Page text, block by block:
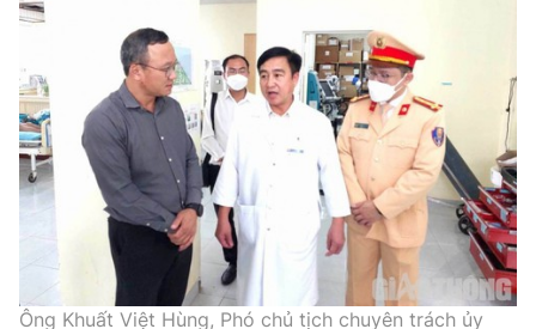
Phó Tổng biên tập:
Nguyễn Đức Thắng, La Đức Hùng
Hotline:
0901 514 799
Quảng cáo và Phát hành:
0915 057 282
Email:
bandoc@baoxaydung.vn
Cấm sao chép dưới mọi hình thức nếu không có sự
chấp thuận bằng văn bản.
Ông Khuất Việt Hùng, Phó chủ tịch chuyên trách ủy